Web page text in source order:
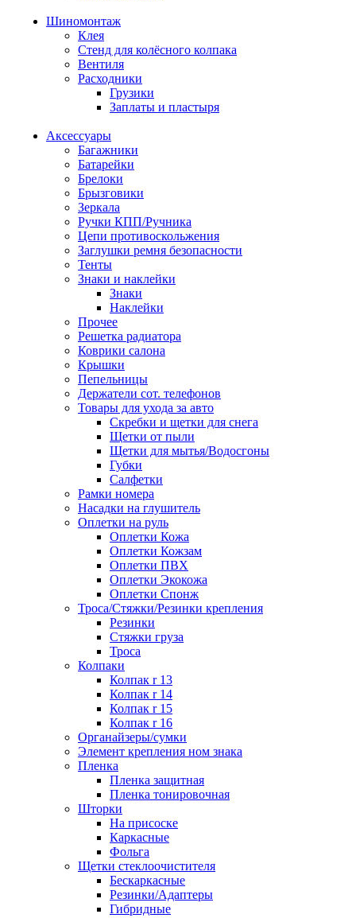
Шиномонтаж
Клея
Стенд для колёсного колпака
Вентиля
Расходники
Грузики
Заплаты и пластыря
Аксессуары
Багажники
Батарейки
Брелоки
Брызговики
Зеркала
Ручки КПП/Ручника
Цепи противоскольжения
Заглушки ремня безопасности
Тенты
Знаки и наклейки
Знаки
Наклейки
Прочее
Решетка радиатора
Коврики салона
Крышки
Пепельницы
Держатели сот. телефонов
Товары для ухода за авто
Скребки и щетки для снега
Щетки от пыли
Щетки для мытья/Водосгоны
Губки
Салфетки
Рамки номера
Насадки на глушитель
Оплетки на руль
Оплетки Кожа
Оплетки Кожзам
Оплетки ПВХ
Оплетки Экокожа
Оплетки Спонж
Троса/Стяжки/Резинки крепления
Резинки
Стяжки груза
Троса
Колпаки
Колпак r 13
Колпак r 14
Колпак r 15
Колпак r 16
Органайзеры/сумки
Элемент крепления ном знака
Пленка
Пленка защитная
Пленка тонировочная
Шторки
На присоске
Каркасные
Фольга
Щетки стеклоочистителя
Бескаркасные
Резинки/Адаптеры
Гибридные